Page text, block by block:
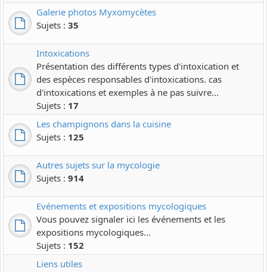
Galerie photos Myxomycètes
Sujets : 35
Intoxications
Présentation des différents types d'intoxication et
des espèces responsables d'intoxications. cas
d'intoxications et exemples à ne pas suivre...
Sujets : 17
Les champignons dans la cuisine
Sujets : 125
Autres sujets sur la mycologie
Sujets : 914
Evénements et expositions mycologiques
Vous pouvez signaler ici les événements et les
expositions mycologiques...
Sujets : 152
Liens utiles